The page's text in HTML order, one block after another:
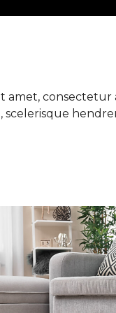
amet,
scelerisque